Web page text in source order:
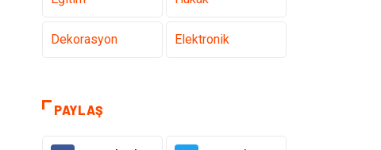
Dekorasyon Elektronik
Gıda
PAYLAŞ